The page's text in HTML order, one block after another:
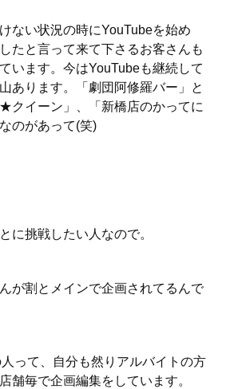
ない状況の時にYouTubeを始め
たと言って来て下さるお客さんも
います。今はYouTubeも継続して
あります。「劇団阿修羅バー」と
クイーン」、「新橋店のかってに
のがあって(笑)
に挑戦したい人なので。
が割とメインで企画されてるんで
って、自分も然りアルバイトの方
舗毎で企画編集をしています。